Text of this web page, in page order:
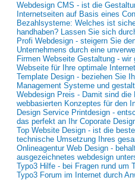
Webdesign CMS - ist die
Internetseiten auf Basis eines
Bezahlsysteme: Welches ist
handhaben? Lassen Sie sich
Profi Webdesign - steigern Sie
Unternehmens durch eine
Firmen Webseite Gestaltung -
Webseite für Ihre optimale
Template Design - beziehen Sie
Management Systeme und
Webdesign Preis - Damit sind
webbasierten Konzeptes für den
Design Service Printdesign -
das perfekt an Ihr Coporate
Top Website Design - ist die
technische Umsetzung Ihres
Onlineagentur Web Design -
ausgezeichnetes webdesign
Typo3 Hilfe - bei Fragen rund um
Typo3 Forum im Internet durch